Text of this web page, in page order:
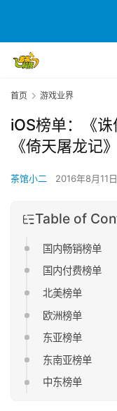
首页 游戏业界
iOS榜单：《诛
《倚天屠龙记
茶馆小二 2016年8月11
Table of
国内畅销榜单
国内付费榜单
北美榜单
欧洲榜单
东亚榜单
东南亚榜单
中东榜单